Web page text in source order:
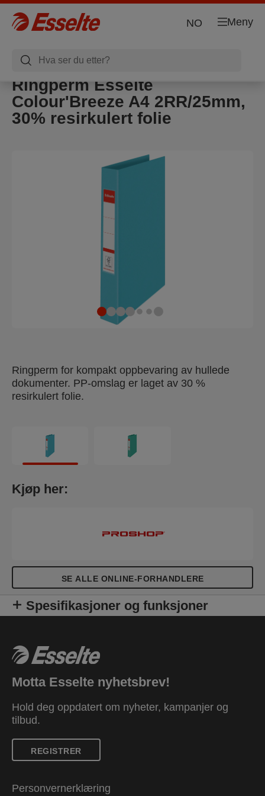
Meny
NO
Ringperm Esselte
Colour'Breeze A4 2RR/25mm,
30% resirkulert folie
Ringperm for kompakt oppbevaring av hullede
dokumenter. PP-omslag er laget av 30 %
resirkulert folie.
Kjøp her:
SE ALLE ONLINE-FORHANDLERE
Spesifikasjoner og funksjoner
Motta Esselte nyhetsbrev!
Hold deg oppdatert om nyheter, kampanjer og
tilbud.
REGISTRER
Personvernerklæring